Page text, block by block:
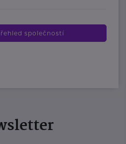
společností